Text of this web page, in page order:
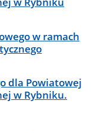
w ramach
dla Powiatowej
w Rybniku.